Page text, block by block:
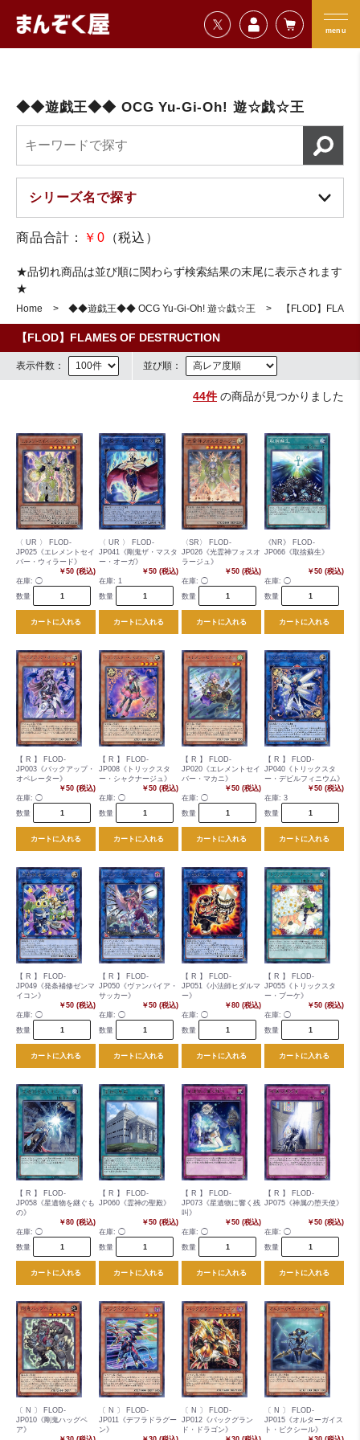
=================================
menu
まんぞく屋 格安TCG通販
◆◆遊戯王◆◆ OCG Yu-Gi-Oh! 遊☆戯☆王
商品合計： ￥0 （税込）
★品切れ商品は並び順に関わらず検索結果の末尾に表示されます
★
Home ◆◆遊戯王◆◆ OCG Yu-Gi-Oh! 遊☆戯☆王 【FLOD】
【FLOD】FLAMES OF DESTRUCTION
表示件数： 並び順：
44件の商品が見つかりました
〈 UR 〉 FLOD-
JP025《エレメントセイ
バー・ウィラード》
￥50 (税込)
在庫: ◯
数量
カートに入れる
〈 UR 〉 FLOD-
JP041《剛鬼ザ・マスタ
ー・オーガ》
￥50 (税込)
在庫: 1
数量
カートに入れる
〈SR〉 FLOD-
JP026《光霊神フォスオ
ラージュ》
￥50 (税込)
在庫: ◯
数量
カートに入れる
《NR》 FLOD-
JP066《取捨蘇生》
￥50 (税込)
在庫: ◯
数量
カートに入れる
【 R 】 FLOD-
JP003《バックアップ・
オペレーター》
￥50 (税込)
在庫: ◯
数量
カートに入れる
【 R 】 FLOD-
JP008《トリックスタ
ー・シャクナージュ》
￥50 (税込)
在庫: ◯
数量
カートに入れる
【 R 】 FLOD-
JP020《エレメントセイ
バー・マカニ》
￥50 (税込)
在庫: ◯
数量
カートに入れる
【 R 】 FLOD-
JP040《トリックスタ
ー・デビルフィニウム》
￥50 (税込)
在庫: 3
数量
カートに入れる
【 R 】 FLOD-
JP049《発条補修ゼンマ
イコン》
￥50 (税込)
在庫: ◯
数量
カートに入れる
【 R 】 FLOD-
JP050《ヴァンパイア・
サッカー》
￥50 (税込)
在庫: ◯
数量
カートに入れる
【 R 】 FLOD-
JP051《小法師ヒダルマ
ー》
￥80 (税込)
在庫: ◯
数量
カートに入れる
【 R 】 FLOD-
JP055《トリックスタ
ー・ブーケ》
￥50 (税込)
在庫: ◯
数量
カートに入れる
【 R 】 FLOD-
JP058《星遺物を継ぐも
の》
￥80 (税込)
在庫: ◯
数量
カートに入れる
【 R 】 FLOD-
JP060《霊神の聖殿》
￥50 (税込)
在庫: ◯
数量
カートに入れる
【 R 】 FLOD-
JP073《星遺物に響く残
叫》
￥50 (税込)
在庫: ◯
数量
カートに入れる
【 R 】 FLOD-
JP075《神属の堕天使》
￥50 (税込)
在庫: ◯
数量
カートに入れる
〔 N 〕 FLOD-
JP010《剛鬼ハッグベ
ア》
〔 N 〕 FLOD-
JP011《デフラドラグー
ン》
〔 N 〕 FLOD-
JP012《バックグラン
ド・ドラゴン》
〔 N 〕 FLOD-
JP015《オルターガイス
ト・ピクシール》